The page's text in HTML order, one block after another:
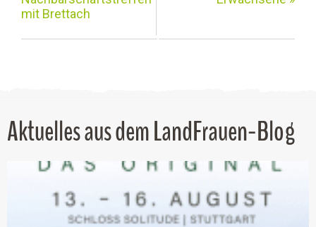
mit Brettach
Aktuelles aus dem LandFrauen-Blog